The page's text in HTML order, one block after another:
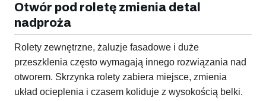
Otwór pod roletę zmienia detal
nadproża
Rolety zewnętrzne, żaluzje fasadowe i duże
przeszklenia często wymagają innego rozwiązania nad
otworem. Skrzynka rolety zabiera miejsce, zmienia
układ ocieplenia i czasem koliduje z wysokością belki.